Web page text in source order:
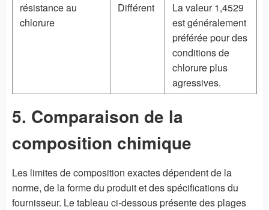
résistance au
chlorure
Différent
La valeur 1,4529
est généralement
préférée pour des
conditions de
chlorure plus
agressives.
5. Comparaison de la
composition chimique
Les limites de composition exactes dépendent de la
norme, de la forme du produit et des spécifications du
fournisseur. Le tableau ci-dessous présente des plages